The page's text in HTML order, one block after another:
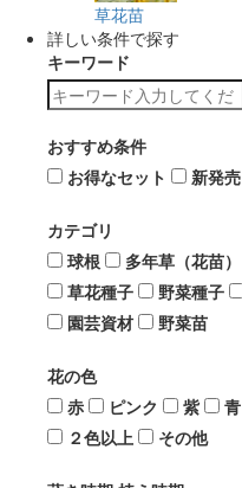
草花苗
詳しい条件で探す
キーワード
おすすめ条件
お得なセット
新発売
カテゴリ
球根
多年草（花苗）
草花種子
野菜種子
園芸資材
野菜苗
花の色
赤
ピンク 紫 青
２色以上
その他